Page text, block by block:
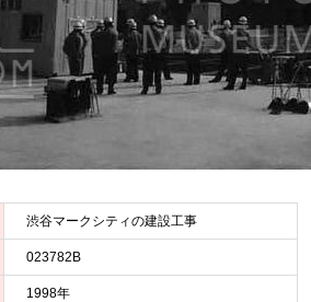
渋谷マークシティの建設工事
023782B
1998年